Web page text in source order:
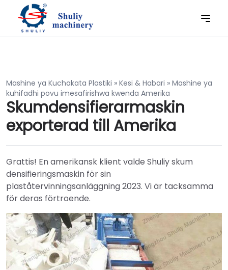
Mashine ya Kuchakata Plastiki » Kesi & Habari » Mashine ya
kuhifadhi povu imesafirishwa kwenda Amerika
Skumdensifierarmaskin
exporterad till Amerika
Grattis! En amerikansk klient valde Shuliy skum
densifieringsmaskin för sin
plaståtervinningsanläggning 2023. Vi är tacksamma
för deras förtroende.